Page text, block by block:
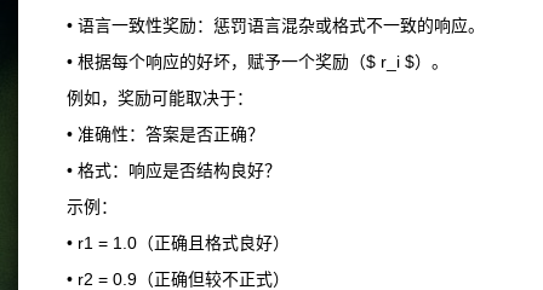
• 语言一致性奖励：惩罚语言混杂或格式不一致的响应。
• 根据每个响应的好坏，赋予一个奖励（$ r_i $）。
例如，奖励可能取决于：
• 准确性：答案是否正确？
• 格式：响应是否结构良好？
示例：
• r1 = 1.0（正确且格式良好）
• r2 = 0.9（正确但较不正式）